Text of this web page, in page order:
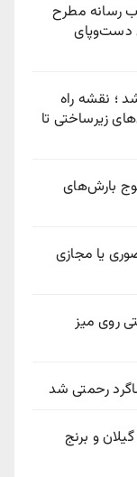
رسانه مطرح
دست‌وپای
؛ نقشه راه
زیرساختی تا
آینده؛ موج بارش‌های
یا مجازی
روی میز
رحمتی شد
و برنج